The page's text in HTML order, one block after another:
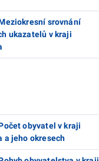
srovnání
ukazatelů v kraji
obyvatel v kraji
a jeho okresech